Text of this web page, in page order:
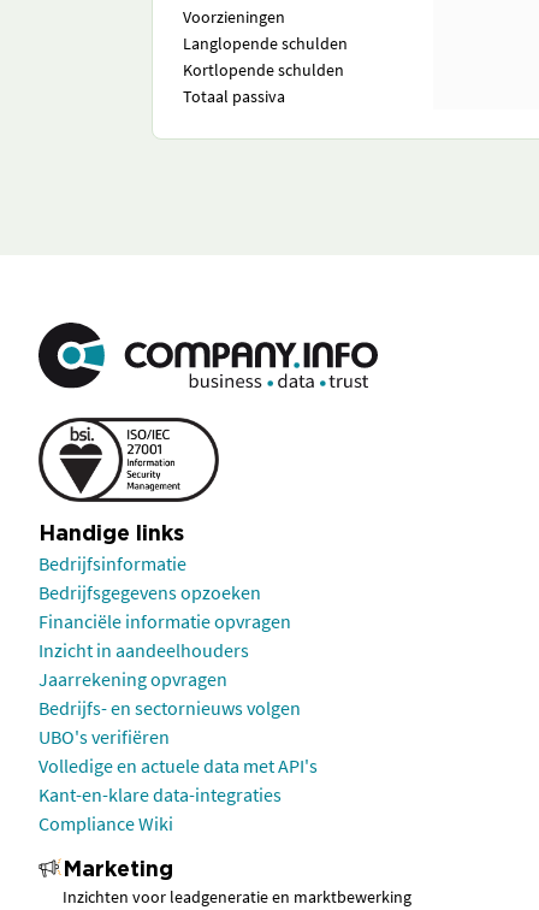
Voorzieningen
Langlopende schulden
Kortlopende schulden
Totaal passiva
Handige links
Bedrijfsinformatie
Bedrijfsgegevens opzoeken
Financiële informatie opvragen
Inzicht in aandeelhouders
Jaarrekening opvragen
Bedrijfs- en sectornieuws volgen
UBO's verifiëren
Volledige en actuele data met API's
Kant-en-klare data-integraties
Compliance Wiki
Marketing
Inzichten voor leadgeneratie en marktbewerking